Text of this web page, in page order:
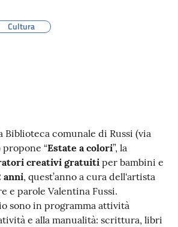
Cultura
Biblioteca comunale di Russi (via
propone “Estate a colori”, la
creativi gratuiti per bambini e
anni, quest’anno a cura dell'artista
e parole Valentina Fussi.
sono in programma attività
e alla manualità: scrittura, libri